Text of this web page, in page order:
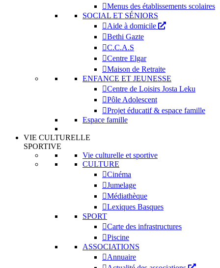
Menus des établissements scolaires
SOCIAL ET SÉNIORS
Aide à domicile
Bethi Gazte
C.C.A.S
Centre Elgar
Maison de Retraite
ENFANCE ET JEUNESSE
Centre de Loisirs Josta Leku
Pôle Adolescent
Projet éducatif & espace famille
Espace famille
VIE CULTURELLE
SPORTIVE
Vie culturelle et sportive
CULTURE
Cinéma
Jumelage
Médiathèque
Lexiques Basques
SPORT
Carte des infrastructures
Piscine
ASSOCIATIONS
Annuaire